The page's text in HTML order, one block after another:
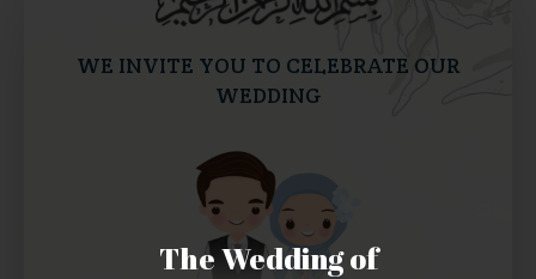
WE INVITE YOU TO CELEBRATE OUR
WEDDING
The Wedding of